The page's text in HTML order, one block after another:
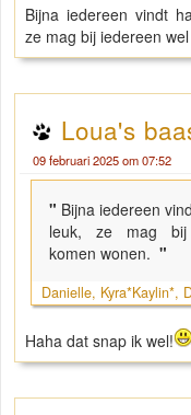
Bijna iedereen vindt
ze mag bij iedereen
Loua's
09 februari 2025 om 07:52
" Bijna iedereen
leuk, ze mag bij
komen wonen. "
Danielle, Kyra*Kaylin*,
Haha dat snap ik wel!